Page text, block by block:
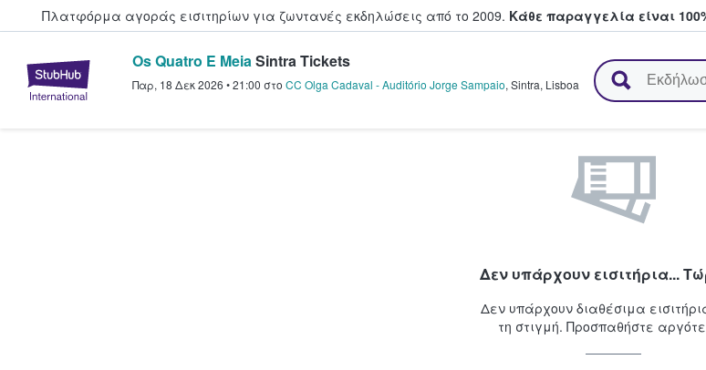
Πλατφόρμα αγοράς εισιτηρίων για ζωντανές εκδηλώσεις από το 2009. Κάθε παραγγελία είναι
StubHub - Όπου οι φαν αγοράζουν και πουλούν εισιτήρια
Os Quatro E MeiaSintra Tickets
Παρ, 18 Δεκ 2026 •21:00 στο CC Olga Cadaval - Auditório Jorge Sampaio, Sintra, Lisboa
Δεν υπάρχουν εισιτήρια...
Δεν υπάρχουν διαθέσιμα
τη στιγμή. Προσπαθήστε